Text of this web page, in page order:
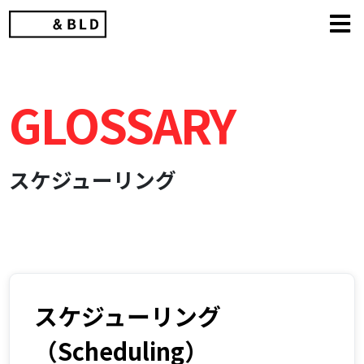
Skip
content
GLOSSARY
スケジューリング
スケジューリング
（Scheduling）